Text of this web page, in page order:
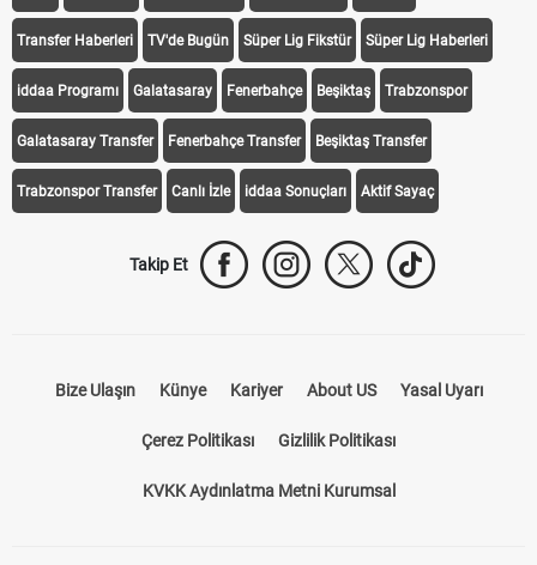
Transfer Haberleri TV'de Bugün Süper Lig Fikstür Süper Lig Haberleri
iddaa Programı Galatasaray Fenerbahçe Beşiktaş Trabzonspor
Galatasaray Transfer Fenerbahçe Transfer Beşiktaş Transfer
Trabzonspor Transfer Canlı İzle iddaa Sonuçları Aktif Sayaç
Takip Et
Bize Ulaşın Künye Kariyer About US Yasal Uyarı
Çerez Politikası Gizlilik Politikası
KVKK Aydınlatma Metni Kurumsal